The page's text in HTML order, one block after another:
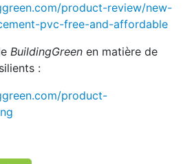
product-review/new-
pvc-free-and-affordable
BuildingGreen en matière de
:
product-